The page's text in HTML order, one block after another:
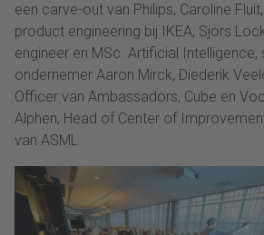
een carve-out van Philips, Caroline
product engineering bij IKEA, Sjors
engineer en MSc. Artificial Intelligence,
ondernemer Aaron Mirck, Diederik
Officer van Ambassadors, Cube en
Alphen, Head of Center of
van ASML.